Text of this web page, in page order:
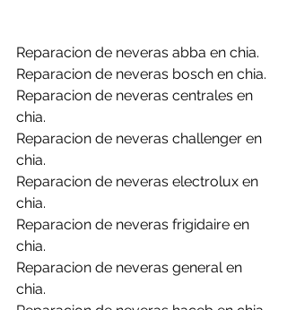
Reparacion de neveras abba en chia.
Reparacion de neveras bosch en chia.
Reparacion de neveras centrales en
chia.
Reparacion de neveras challenger en
chia.
Reparacion de neveras electrolux en
chia.
Reparacion de neveras frigidaire en
chia.
Reparacion de neveras general en
chia.